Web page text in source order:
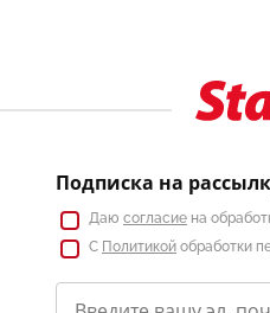
Подписка на
Даю согласие на
С Политикой обработки